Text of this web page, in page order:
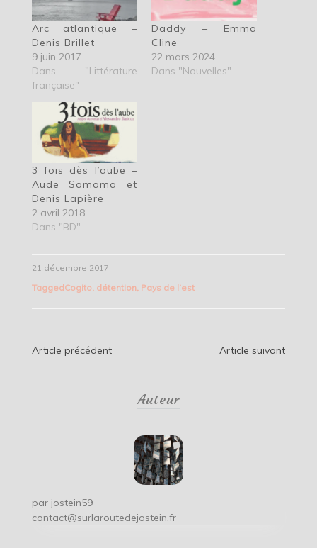
Arc atlantique –
Denis Brillet
9 juin 2017
Dans "Littérature
française"
Daddy – Emma
Cline
22 mars 2024
Dans "Nouvelles"
3 fois dès l’aube –
Aude Samama et
Denis Lapière
2 avril 2018
Dans "BD"
21 décembre 2017
TaggedCogito, détention, Pays de l’est
Navigation
Article précédent Article suivant
Auteur
par jostein59
contact@surlaroutedejostein.fr